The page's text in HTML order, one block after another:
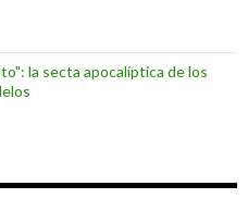
la secta apocalíptica de los